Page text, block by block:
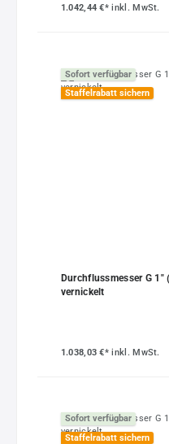
1.042,44 €*inkl. MwSt.
Sofort verfügbar
Staffelrabatt sichern
Durchflussmesser G
vernickelt
1.038,03 €*inkl. MwSt.
Sofort verfügbar
Staffelrabatt sichern